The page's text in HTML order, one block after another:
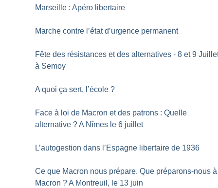
Marseille : Apéro libertaire
Marche contre l’état d’urgence permanent
Fête des résistances et des alternatives - 8 et 9
à Semoy
A quoi ça sert, l’école ?
Face à loi de Macron et des patrons : Quelle
alternative ? A Nîmes le 6 juillet
L’autogestion dans l’Espagne libertaire de 1936
Ce que Macron nous prépare. Que préparons-nous à
Macron ? A Montreuil, le 13 juin